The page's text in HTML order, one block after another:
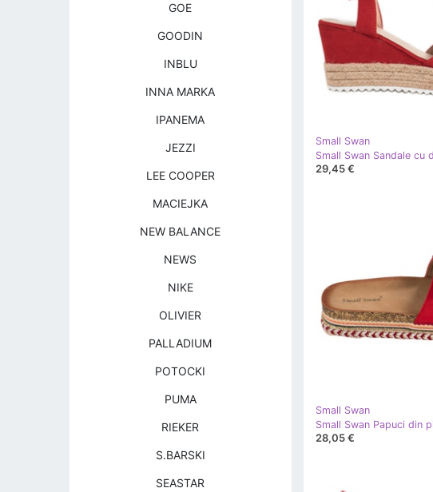
Small Swan
29,45 €
Small Swan
28,05 €
GOE
GOODIN
INBLU
INNA MARKA
IPANEMA
JEZZI
LEE COOPER
MACIEJKA
NEW BALANCE
NEWS
NIKE
OLIVIER
PALLADIUM
POTOCKI
PUMA
RIEKER
S.BARSKI
SEASTAR